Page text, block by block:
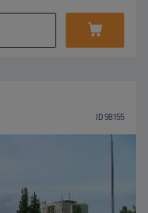
ID 98155